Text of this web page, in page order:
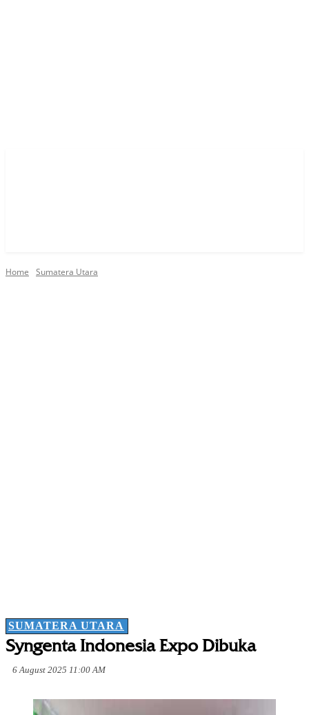
Home Sumatera Utara
SUMATERA UTARA
Syngenta Indonesia Expo Dibuka
6 August 2025 11:00 AM